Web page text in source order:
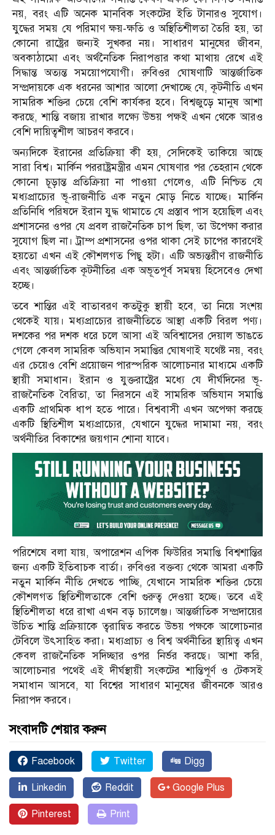
নয়, বরং এটি অনেক মানবিক সংকটের ইতি টানারও সুযোগ।
যুদ্ধের সময় যে পরিমাণ ক্ষয়-ক্ষতি ও অস্থিতিশীলতা তৈরি হয়, তা
কোনো রাষ্ট্রের জন্যই সুখকর নয়। সাধারণ মানুষের জীবন,
অবকাঠামো এবং অর্থনৈতিক নিরাপত্তার কথা মাথায় রেখে এই
সিদ্ধান্ত অত্যন্ত সময়োপযোগী। রুবিওর ঘোষণাটি আন্তর্জাতিক
সম্প্রদায়কে এক ধরনের আশার আলো দেখাচ্ছে যে, কূটনীতি এখন
সামরিক শক্তির চেয়ে বেশি কার্যকর হবে। বিশ্বজুড়ে মানুষ আশা
করছে, শান্তি বজায় রাখার লক্ষ্যে উভয় পক্ষই এখন থেকে আরও
বেশি দায়িত্বশীল আচরণ করবে।
অন্যদিকে ইরানের প্রতিক্রিয়া কী হয়, সেদিকেই তাকিয়ে আছে
সারা বিশ্ব। মার্কিন পররাষ্ট্রমন্ত্রীর এমন ঘোষণার পর তেহরান থেকে
কোনো চূড়ান্ত প্রতিক্রিয়া না পাওয়া গেলেও, এটি নিশ্চিত যে
মধ্যপ্রাচ্যের ভূ-রাজনীতি এক নতুন মোড় নিতে যাচ্ছে। মার্কিন
প্রতিনিধি পরিষদে ইরান যুদ্ধ থামাতে যে প্রস্তাব পাস হয়েছিল এবং
প্রশাসনের ওপর যে প্রবল রাজনৈতিক চাপ ছিল, তা উপেক্ষা করার
সুযোগ ছিল না। ট্রাম্প প্রশাসনের ওপর থাকা সেই চাপের কারণেই
হয়তো এখন এই কৌশলগত পিছু হটা। এটি অভ্যন্তরীণ রাজনীতি
এবং আন্তর্জাতিক কূটনীতির এক অভূতপূর্ব সমন্বয় হিসেবেও দেখা
হচ্ছে।
তবে শান্তির এই বাতাবরণ কতটুকু স্থায়ী হবে, তা নিয়ে সংশয়
থেকেই যায়। মধ্যপ্রাচ্যের রাজনীতিতে আস্থা একটি বিরল পণ্য।
দশকের পর দশক ধরে চলে আসা এই অবিশ্বাসের দেয়াল ভাঙতে
গেলে কেবল সামরিক অভিযান সমাপ্তির ঘোষণাই যথেষ্ট নয়, বরং
এর চেয়েও বেশি প্রয়োজন পারস্পরিক আলোচনার মাধ্যমে একটি
স্থায়ী সমাধান। ইরান ও যুক্তরাষ্ট্রের মধ্যে যে দীর্ঘদিনের ভূ-
রাজনৈতিক বৈরিতা, তা নিরসনে এই সামরিক অভিযান সমাপ্তি
একটি প্রাথমিক ধাপ হতে পারে। বিশ্ববাসী এখন অপেক্ষা করছে
একটি স্থিতিশীল মধ্যপ্রাচ্যের, যেখানে যুদ্ধের দামামা নয়, বরং
অর্থনীতির বিকাশের জয়গান শোনা যাবে।
পরিশেষে বলা যায়, অপারেশন এপিক ফিউরির সমাপ্তি বিশ্বশান্তির
জন্য একটি ইতিবাচক বার্তা। রুবিওর বক্তব্য থেকে আমরা একটি
নতুন মার্কিন নীতি দেখতে পাচ্ছি, যেখানে সামরিক শক্তির চেয়ে
কৌশলগত স্থিতিশীলতাকে বেশি গুরুত্ব দেওয়া হচ্ছে। তবে এই
স্থিতিশীলতা ধরে রাখা এখন বড় চ্যালেঞ্জ। আন্তর্জাতিক সম্প্রদায়ের
উচিত শান্তি প্রক্রিয়াকে ত্বরান্বিত করতে উভয় পক্ষকে আলোচনার
টেবিলে উৎসাহিত করা। মধ্যপ্রাচ্য ও বিশ্ব অর্থনীতির স্থায়িত্ব এখন
কেবল রাজনৈতিক সদিচ্ছার ওপর নির্ভর করছে। আশা করি,
আলোচনার পথেই এই দীর্ঘস্থায়ী সংকটের শান্তিপূর্ণ ও টেকসই
সমাধান আসবে, যা বিশ্বের সাধারণ মানুষের জীবনকে আরও
নিরাপদ করবে।
সংবাদটি শেয়ার করুন
Facebook Twitter Digg
Linkedin Reddit Google Plus
Pinterest Print